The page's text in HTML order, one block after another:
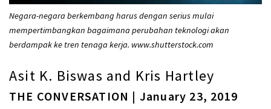
Negara-negara berkembang harus dengan serius mulai
mempertimbangkan bagaimana perubahan teknologi akan
berdampak ke tren tenaga kerja. www.shutterstock.com
Asit K. Biswas and Kris Hartley
THE CONVERSATION | January 23, 2019